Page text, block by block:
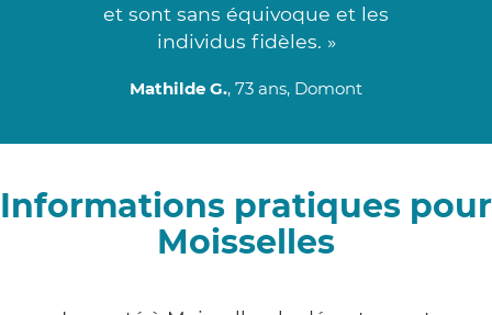
et sont sans équivoque et les
individus fidèles. »
Mathilde G., 73 ans, Domont
Informations pratiques pour
Moisselles